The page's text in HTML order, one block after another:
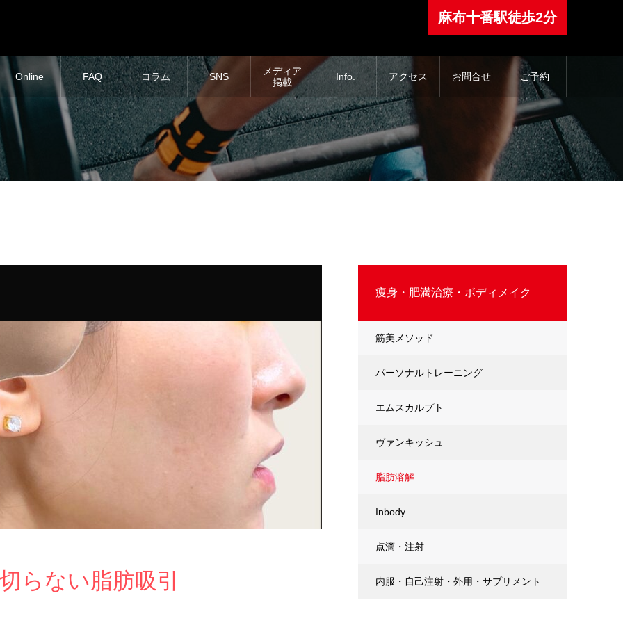
⿇布⼗番駅徒歩2分
Online FAQ コラム SNS
メディア
掲載
Info. アクセス お問合せ ご予約
らない脂肪吸引
痩身・肥満治療・ボディメイク
筋美メソッド
パーソナルトレーニング
エムスカルプト
ヴァンキッシュ
脂肪溶解
Inbody
点滴・注射
内服・自己注射・外用・サプリメント